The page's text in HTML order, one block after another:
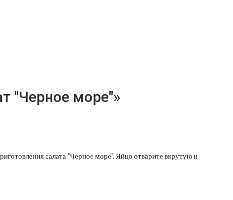
"Черное море"»
салата "Черное море". Яйцо отварите вкрутую и